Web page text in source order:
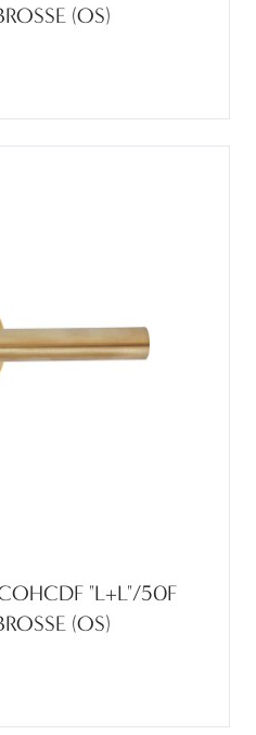
(OS)
"L+L"/50F
(OS)